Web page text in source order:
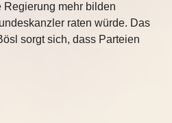
Regierung mehr bilden
raten würde. Das
sorgt sich, dass Parteien